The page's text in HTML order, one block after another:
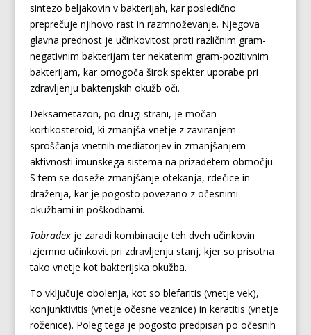
sintezo beljakovin v bakterijah, kar posledično
preprečuje njihovo rast in razmnoževanje. Njegova
glavna prednost je učinkovitost proti različnim gram-
negativnim bakterijam ter nekaterim gram-pozitivnim
bakterijam, kar omogoča širok spekter uporabe pri
zdravljenju bakterijskih okužb oči.
Deksametazon, po drugi strani, je močan
kortikosteroid, ki zmanjša vnetje z zaviranjem
sproščanja vnetnih mediatorjev in zmanjšanjem
aktivnosti imunskega sistema na prizadetem območju.
S tem se doseže zmanjšanje otekanja, rdečice in
draženja, kar je pogosto povezano z očesnimi
okužbami in poškodbami.
Tobradex je zaradi kombinacije teh dveh učinkovin
izjemno učinkovit pri zdravljenju stanj, kjer so prisotna
tako vnetje kot bakterijska okužba.
To vključuje obolenja, kot so blefaritis (vnetje vek),
konjunktivitis (vnetje očesne veznice) in keratitis (vnetje
roženice). Poleg tega je pogosto predpisan po očesnih